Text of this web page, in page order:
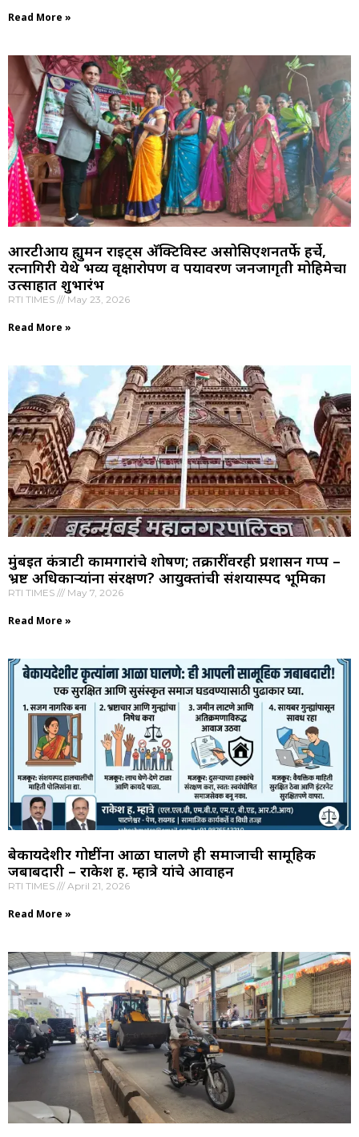
Read More »
आरटीआय ह्युमन राइट्स अ‍ॅक्टिविस्ट असोसिएशनतर्फे हर्चे,
रत्नागिरी येथे भव्य वृक्षारोपण व पर्यावरण जनजागृती मोहिमेचा
उत्साहात शुभारंभ
RTI TIMES May 23, 2026
Read More »
मुंबईत कंत्राटी कामगारांचे शोषण; तक्रारींवरही प्रशासन गप्प –
भ्रष्ट अधिकाऱ्यांना संरक्षण? आयुक्तांची संशयास्पद भूमिका
RTI TIMES May 7, 2026
Read More »
बेकायदेशीर गोष्टींना आळा घालणे ही समाजाची सामूहिक
जबाबदारी – राकेश ह. म्हात्रे यांचे आवाहन
RTI TIMES April 21, 2026
Read More »